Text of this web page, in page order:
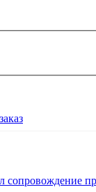
сопровождение